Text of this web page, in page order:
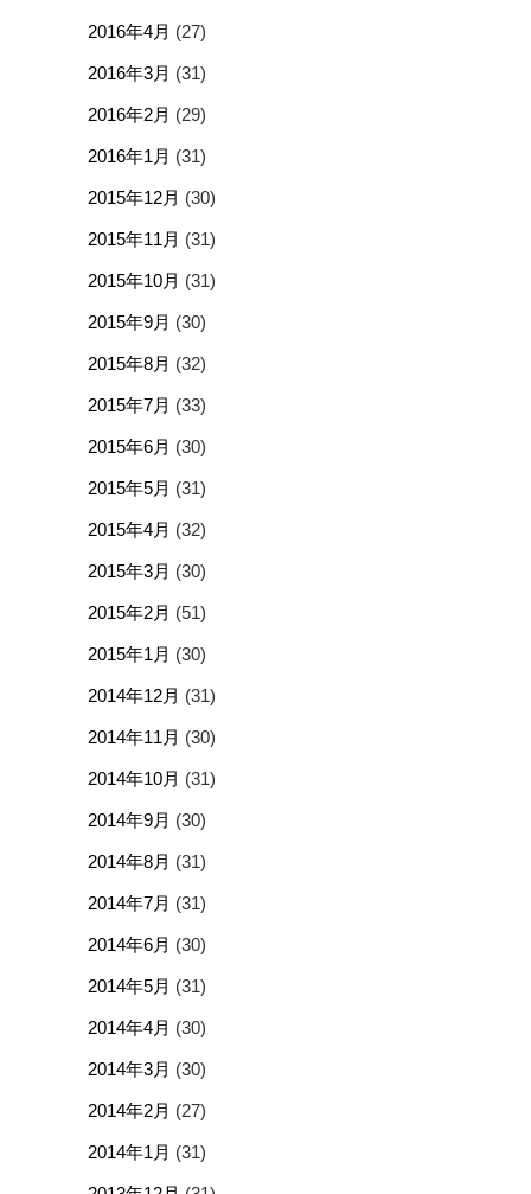
2016年4月 (27)
2016年3月 (31)
2016年2月 (29)
2016年1月 (31)
2015年12月 (30)
2015年11月 (31)
2015年10月 (31)
2015年9月 (30)
2015年8月 (32)
2015年7月 (33)
2015年6月 (30)
2015年5月 (31)
2015年4月 (32)
2015年3月 (30)
2015年2月 (51)
2015年1月 (30)
2014年12月 (31)
2014年11月 (30)
2014年10月 (31)
2014年9月 (30)
2014年8月 (31)
2014年7月 (31)
2014年6月 (30)
2014年5月 (31)
2014年4月 (30)
2014年3月 (30)
2014年2月 (27)
2014年1月 (31)